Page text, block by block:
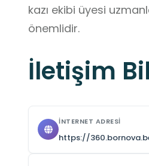
kazı ekibi üyesi
önemlidir.
İletişim
İNTERNET ADRESI
https://